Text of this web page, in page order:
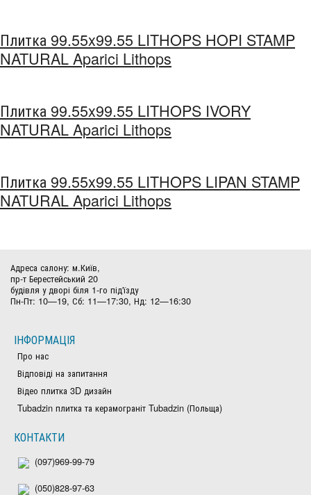
Плитка 99.55x99.55 LITHOPS HOPI STAMP
NATURAL Aparici Lithops
Плитка 99.55x99.55 LITHOPS IVORY
NATURAL Aparici Lithops
Плитка 99.55x99.55 LITHOPS LIPAN STAMP
NATURAL Aparici Lithops
Адреса салону: м.Київ,
пр-т Берестейський 20
будівля у дворі біля 1-го під'їзду
Пн-Пт: 10—19, Сб: 11—17:30, Нд: 12—16:30
ІНФОРМАЦІЯ
Про нас
Відповіді на запитання
Відео плитка 3D дизайн
Tubadzin плитка та керамограніт Tubadzin (Польща)
КОНТАКТИ
(097)969-99-79
(050)828-97-63